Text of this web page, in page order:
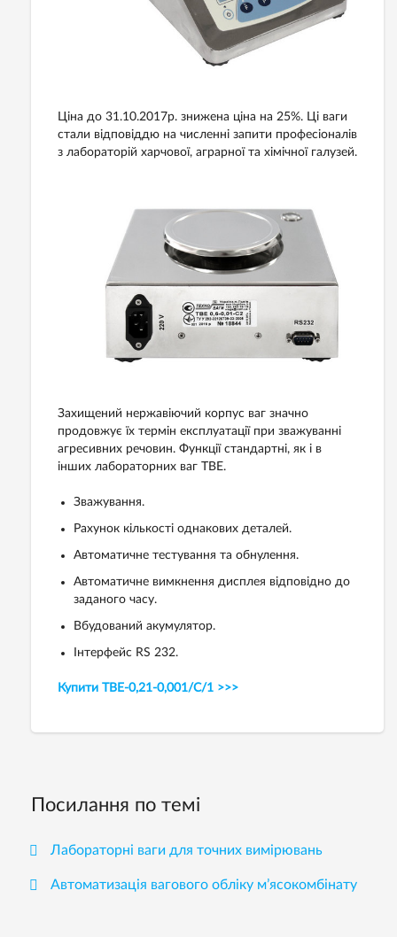
Ціна до 31.10.2017р. знижена ціна на 25%. Ці ваги
стали відповіддю на численні запити професіоналів
з лабораторій харчової, аграрної та хімічної галузей.
Захищений нержавіючий корпус ваг значно
продовжує їх термін експлуатації при зважуванні
агресивних речовин. Функції стандартні, як і в
інших лабораторних ваг ТВЕ.
Зважування.
Рахунок кількості однакових деталей.
Автоматичне тестування та обнулення.
Автоматичне вимкнення дисплея відповідно до
заданого часу.
Вбудований акумулятор.
Інтерфейс RS 232.
Купити ТВЕ-0,21-0,001/С/1 >>>
Посилання по темі
Лабораторні ваги для точних вимірювань
Автоматизація вагового обліку м’ясокомбінату